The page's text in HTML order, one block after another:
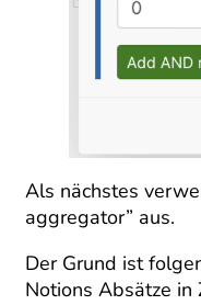
Als nächstes
aggregator” aus.
Der Grund ist
Notions Absätze in